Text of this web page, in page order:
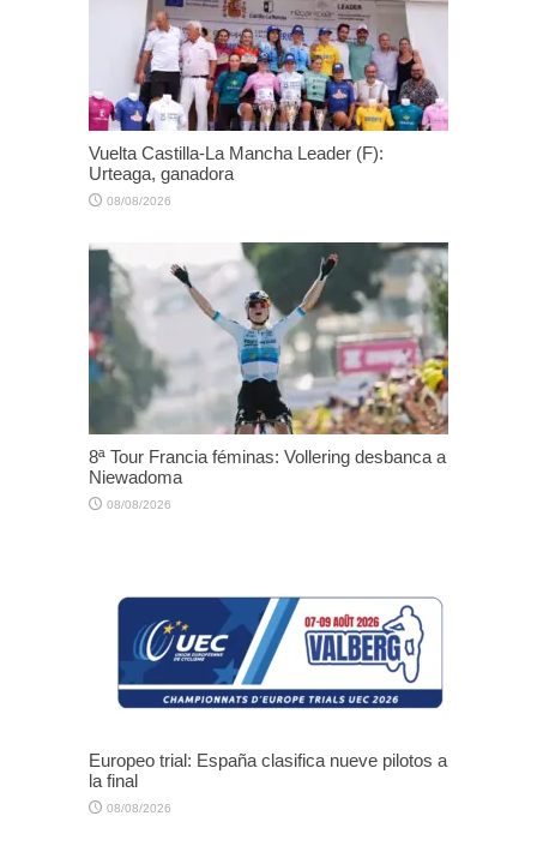
Vuelta Castilla-La Mancha Leader (F):
Urteaga, ganadora
08/08/2026
8ª Tour Francia féminas: Vollering desbanca a
Niewadoma
08/08/2026
Europeo trial: España clasifica nueve pilotos a
la final
08/08/2026